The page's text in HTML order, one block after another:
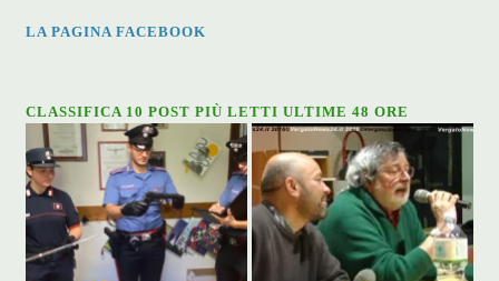
LA PAGINA FACEBOOK
CLASSIFICA 10 POST PIÙ LETTI ULTIME 48 ORE